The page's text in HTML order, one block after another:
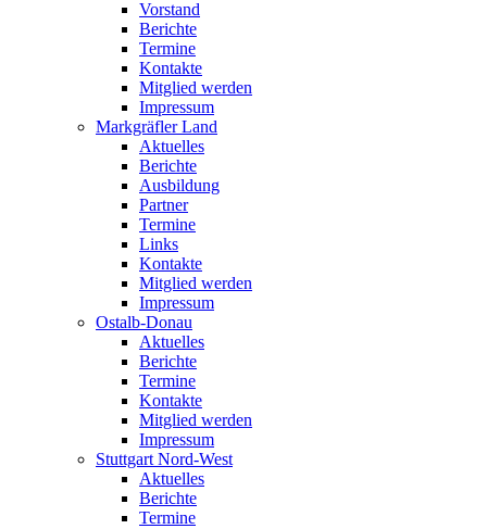
Vorstand
Berichte
Termine
Kontakte
Mitglied werden
Impressum
Markgräfler Land
Aktuelles
Berichte
Ausbildung
Partner
Termine
Links
Kontakte
Mitglied werden
Impressum
Ostalb-Donau
Aktuelles
Berichte
Termine
Kontakte
Mitglied werden
Impressum
Stuttgart Nord-West
Aktuelles
Berichte
Termine